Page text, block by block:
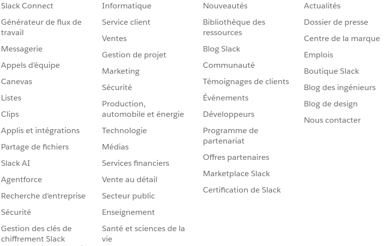
Slack Connect
Générateur de flux de
travail
Messagerie
Appels d’équipe
Canevas
Listes
Clips
Applis et intégrations
Partage de fichiers
Slack AI
Agentforce
Recherche d’entreprise
Sécurité
Gestion des clés de
chiffrement Slack
Informatique
Service client
Ventes
Gestion de projet
Marketing
Sécurité
Production,
automobile et énergie
Technologie
Médias
Services financiers
Vente au détail
Secteur public
Enseignement
Santé et sciences de la
vie
Nouveautés
Bibliothèque des
ressources
Blog Slack
Communauté
Témoignages de clients
Événements
Développeurs
Programme de
partenariat
Offres partenaires
Marketplace Slack
Certification de Slack
Actualités
Dossier de presse
Centre de la marque
Emplois
Boutique Slack
Blog des ingénieurs
Blog de design
Nous contacter